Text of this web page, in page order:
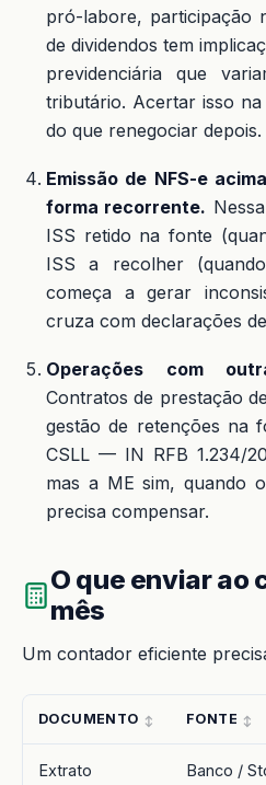
pró-labore, participação
de dividendos tem
previdenciária que
tributário. Acertar isso
do que renegociar depois.
Emissão de NFS-e
forma recorrente.
ISS retido na fonte
ISS a recolher
começa a gerar
cruza com declarações
Operações com
Contratos de prestação
gestão de retenções na
CSLL — IN RFB 1.234/
mas a ME sim, quando
precisa compensar.
O que enviar ao
mês
Um contador eficiente
DOCUMENTO FONTE
Extrato
Banco /